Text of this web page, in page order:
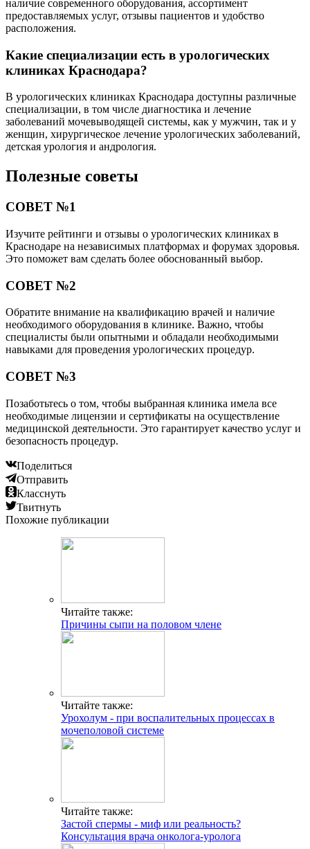
наличие современного оборудования, ассортимент
предоставляемых услуг, отзывы пациентов и удобство
расположения.
Какие специализации есть в урологических
клиниках Краснодара?
В урологических клиниках Краснодара доступны различные
специализации, в том числе диагностика и лечение
заболеваний мочевыводящей системы, как у мужчин, так и у
женщин, хирургическое лечение урологических заболеваний,
детская урология и андрология.
Полезные советы
СОВЕТ №1
Изучите рейтинги и отзывы о урологических клиниках в
Краснодаре на независимых платформах и форумах здоровья.
Это поможет вам сделать более обоснованный выбор.
СОВЕТ №2
Обратите внимание на квалификацию врачей и наличие
необходимого оборудования в клинике. Важно, чтобы
специалисты были опытными и обладали необходимыми
навыками для проведения урологических процедур.
СОВЕТ №3
Позаботьтесь о том, чтобы выбранная клиника имела все
необходимые лицензии и сертификаты на осуществление
медицинской деятельности. Это гарантирует качество услуг и
безопасность процедур.
Поделиться
Отправить
Класснуть
Твитнуть
Похожие публикации
Читайте также:
Причины сыпи на половом члене
Читайте также:
Урохолум - при воспалительных процессах в
мочеполовой системе
Читайте также:
Застой спермы - миф или реальность?
Консультация врача онколога-уролога